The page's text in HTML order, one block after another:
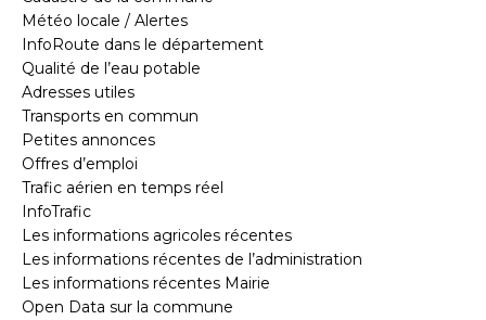
Météo locale / Alertes
InfoRoute dans le département
Qualité de l’eau potable
Adresses utiles
Transports en commun
Petites annonces
Offres d’emploi
Trafic aérien en temps réel
InfoTrafic
Les informations agricoles récentes
Les informations récentes de l’administration
Les informations récentes Mairie
Open Data sur la commune